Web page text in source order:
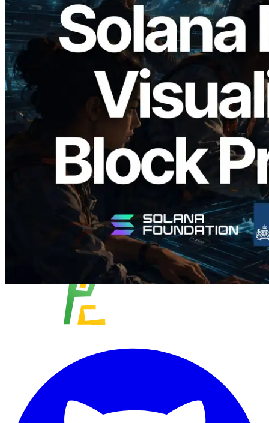
2026.05.24
Validators Solutions veröffentlicht Solana
Block Analyzer – Visualisierung der
Blockproduktionszeit pro Slot und der
zugewiesenen Validatoren
Lesen Sie diesen Artikel